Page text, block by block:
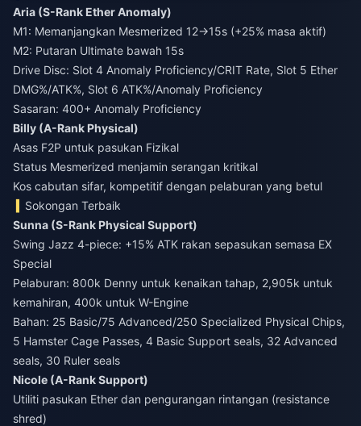
Aria (S-Rank Ether Anomaly)
M1: Memanjangkan Mesmerized 12→15s (+25% masa aktif)
M2: Putaran Ultimate bawah 15s
Drive Disc: Slot 4 Anomaly Proficiency/CRIT Rate, Slot 5 Ether
DMG%/ATK%, Slot 6 ATK%/Anomaly Proficiency
Sasaran: 400+ Anomaly Proficiency
Billy (A-Rank Physical)
Asas F2P untuk pasukan Fizikal
Status Mesmerized menjamin serangan kritikal
Kos cabutan sifar, kompetitif dengan pelaburan yang betul
Sokongan Terbaik
Sunna (S-Rank Physical Support)
Swing Jazz 4-piece: +15% ATK rakan sepasukan semasa EX
Special
Pelaburan: 800k Denny untuk kenaikan tahap, 2,905k untuk
kemahiran, 400k untuk W-Engine
Bahan: 25 Basic/75 Advanced/250 Specialized Physical Chips,
5 Hamster Cage Passes, 4 Basic Support seals, 32 Advanced
seals, 30 Ruler seals
Nicole (A-Rank Support)
Utiliti pasukan Ether dan pengurangan rintangan (resistance
shred)